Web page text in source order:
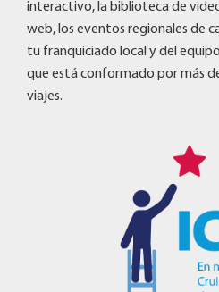
interactivo, la biblioteca de
web, los eventos regionales de
tu franquiciado local y del
que está conformado por más
viajes.